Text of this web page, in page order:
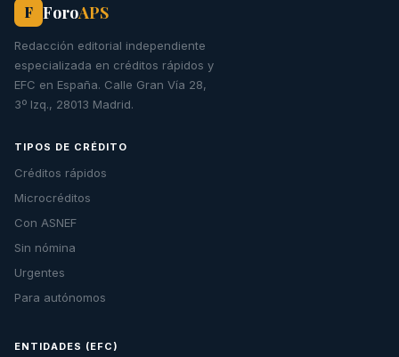
F ForoAPS
Redacción editorial independiente
especializada en créditos rápidos y
EFC en España. Calle Gran Vía 28,
3º Izq., 28013 Madrid.
TIPOS DE CRÉDITO
Créditos rápidos
Microcréditos
Con ASNEF
Sin nómina
Urgentes
Para autónomos
ENTIDADES (EFC)